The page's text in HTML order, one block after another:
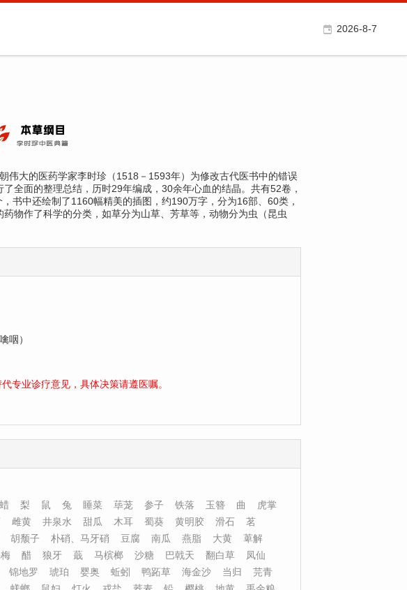
2026-8-7
伟大的医药学家李时珍（1518－1593年）为修改古代医书中的错误
全面的整理总结，历时29年编成，30余年心血的结晶。共有52卷，
书中还绘制了1160幅精美的插图，约190万字，分为16部、60类，
物作了科学的分类，如草分为山草、芳草等，动物分为虫（昆虫
咽）
专业诊疗意见，具体决策请遵医嘱。
梨 鼠 兔 睡菜 荜茏 参子 铁落 玉簪 曲
虎掌
雌黄 井泉水 甜瓜 木耳 蜀葵 黄明胶 滑石
茗
胡颓子 朴硝、马牙硝 豆腐 南瓜 燕脂 大黄
萆解
醋 狼牙 蕺 马槟榔 沙糖 巴戟天 翻白草
凤仙
锦地罗 琥珀 婴奥 蚯蚓 鸭跖草 海金沙 当归
芫青